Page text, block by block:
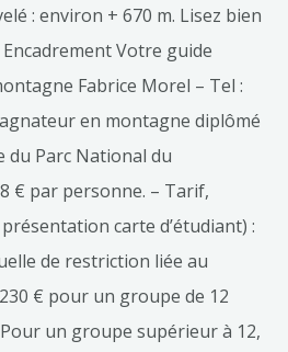
: environ + 670 m. Lisez bien
Votre guide
Fabrice Morel – Tel :
en montagne diplômé
du Parc National du
€ par personne. – Tarif,
carte d’étudiant) :
de restriction liée au
€ pour un groupe de 12
un groupe supérieur à 12,